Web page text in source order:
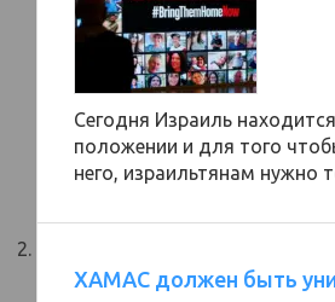
Сегодня Израиль
положении и для того
него, израильтянам нужно
ХАМАС должен быть